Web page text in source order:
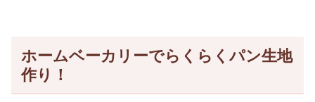
ホームベーカリーでらくらくパン生地
作り！